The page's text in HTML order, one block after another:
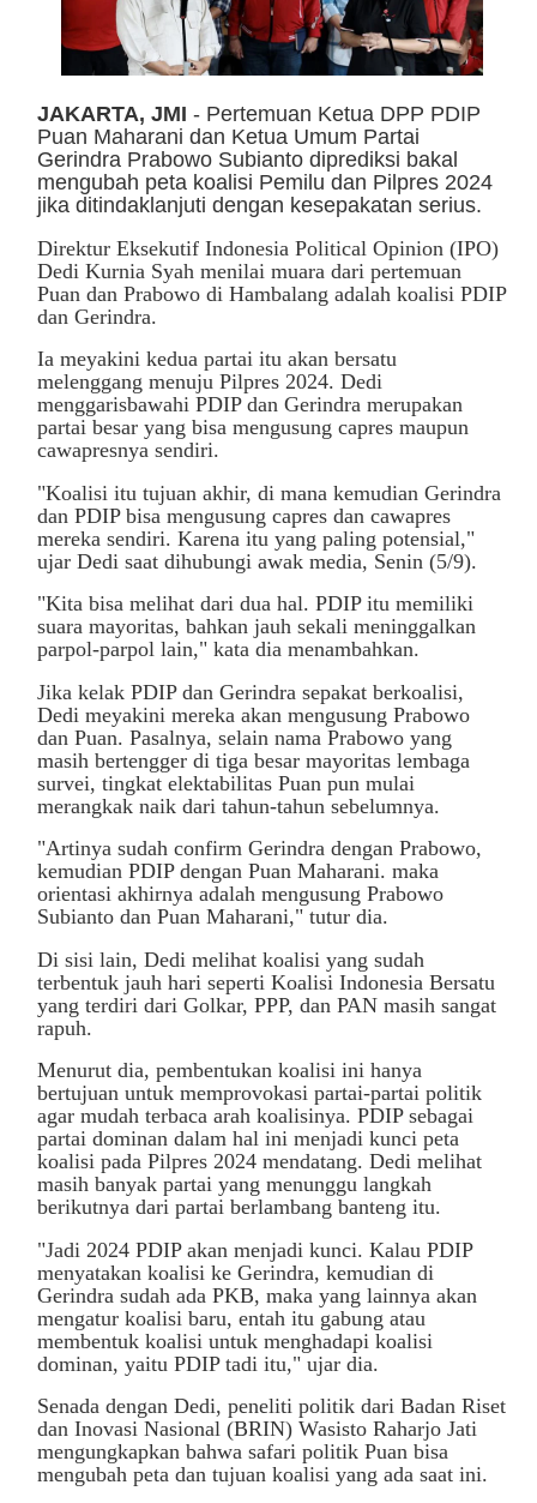
JAKARTA, JMI - Pertemuan Ketua DPP PDIP
Puan Maharani dan Ketua Umum Partai
Gerindra Prabowo Subianto diprediksi bakal
mengubah peta koalisi Pemilu dan Pilpres 2024
jika ditindaklanjuti dengan kesepakatan serius.
Direktur Eksekutif Indonesia Political Opinion (IPO)
Dedi Kurnia Syah menilai muara dari pertemuan
Puan dan Prabowo di Hambalang adalah koalisi PDIP
dan Gerindra.
Ia meyakini kedua partai itu akan bersatu
melenggang menuju Pilpres 2024. Dedi
menggarisbawahi PDIP dan Gerindra merupakan
partai besar yang bisa mengusung capres maupun
cawapresnya sendiri.
"Koalisi itu tujuan akhir, di mana kemudian Gerindra
dan PDIP bisa mengusung capres dan cawapres
mereka sendiri. Karena itu yang paling potensial,"
ujar Dedi saat dihubungi awak media, Senin (5/9).
"Kita bisa melihat dari dua hal. PDIP itu memiliki
suara mayoritas, bahkan jauh sekali meninggalkan
parpol-parpol lain," kata dia menambahkan.
Jika kelak PDIP dan Gerindra sepakat berkoalisi,
Dedi meyakini mereka akan mengusung Prabowo
dan Puan. Pasalnya, selain nama Prabowo yang
masih bertengger di tiga besar mayoritas lembaga
survei, tingkat elektabilitas Puan pun mulai
merangkak naik dari tahun-tahun sebelumnya.
"Artinya sudah confirm Gerindra dengan Prabowo,
kemudian PDIP dengan Puan Maharani. maka
orientasi akhirnya adalah mengusung Prabowo
Subianto dan Puan Maharani," tutur dia.
Di sisi lain, Dedi melihat koalisi yang sudah
terbentuk jauh hari seperti Koalisi Indonesia Bersatu
yang terdiri dari Golkar, PPP, dan PAN masih sangat
rapuh.
Menurut dia, pembentukan koalisi ini hanya
bertujuan untuk memprovokasi partai-partai politik
agar mudah terbaca arah koalisinya. PDIP sebagai
partai dominan dalam hal ini menjadi kunci peta
koalisi pada Pilpres 2024 mendatang. Dedi melihat
masih banyak partai yang menunggu langkah
berikutnya dari partai berlambang banteng itu.
"Jadi 2024 PDIP akan menjadi kunci. Kalau PDIP
menyatakan koalisi ke Gerindra, kemudian di
Gerindra sudah ada PKB, maka yang lainnya akan
mengatur koalisi baru, entah itu gabung atau
membentuk koalisi untuk menghadapi koalisi
dominan, yaitu PDIP tadi itu," ujar dia.
Senada dengan Dedi, peneliti politik dari Badan Riset
dan Inovasi Nasional (BRIN) Wasisto Raharjo Jati
mengungkapkan bahwa safari politik Puan bisa
mengubah peta dan tujuan koalisi yang ada saat ini.